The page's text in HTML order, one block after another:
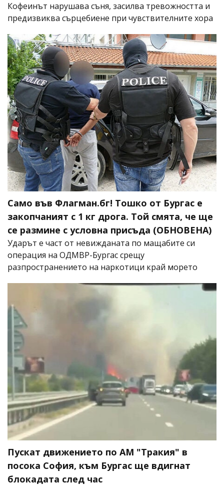
Кофеинът нарушава съня, засилва тревожността и
предизвиква сърцебиене при чувствителните хора
Само във Флагман.бг! Тошко от Бургас е
закопчаният с 1 кг дрога. Той смята, че ще
се размине с условна присъда (ОБНОВЕНА)
Ударът е част от невижданата по мащабите си
операция на ОДМВР-Бургас срещу
разпространението на наркотици край морето
Пускат движението по АМ "Тракия" в
посока София, към Бургас ще вдигнат
блокадата след час